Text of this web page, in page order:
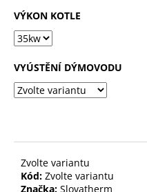
VÝKON KOTLE
VYÚSTĚNÍ DÝMOVODU
Zvolte variantu
Kód: Zvolte variantu
Značka: Slovatherm